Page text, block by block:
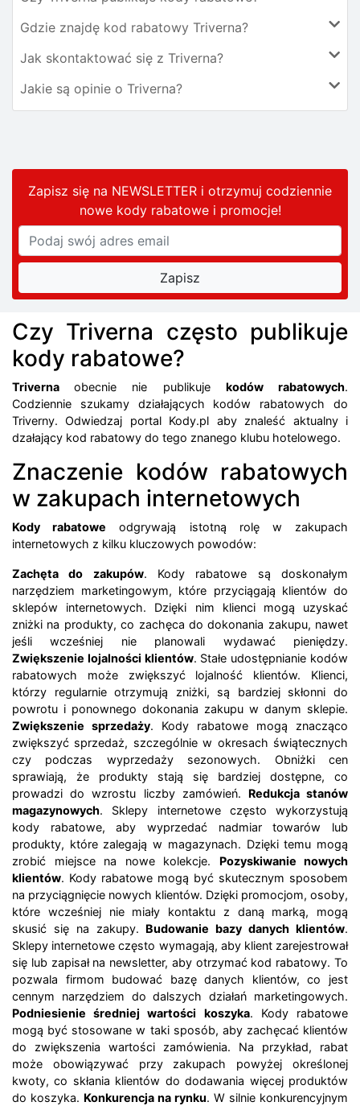
Gdzie znajdę kod rabatowy Triverna?
Jak skontaktować się z Triverna?
Jakie są opinie o Triverna?
Zapisz się na NEWSLETTER i otrzymuj codziennie
nowe kody rabatowei promocje!
Czy Triverna często publikuje
kody rabatowe?
Trivernaobecnie nie publikuje kodów rabatowych.
Codziennie szukamy działających kodów rabatowych do
Triverny. Odwiedzaj portal Kody.pl aby znaleść aktualny i
dzałający kod rabatowy do tego znanego klubu hotelowego.
Znaczenie kodów rabatowych
w zakupach internetowych
Kody rabatowe odgrywają istotną rolę w zakupach
internetowych z kilku kluczowych powodów:
Zachęta do zakupów. Kody rabatowe są doskonałym
narzędziem marketingowym, które przyciągają klientów do
sklepów internetowych. Dzięki nim klienci mogą uzyskać
zniżki na produkty, co zachęca do dokonania zakupu, nawet
jeśli wcześniej nie planowali wydawać pieniędzy.
Zwiększenie lojalności klientów. Stałe udostępnianie kodów
rabatowych może zwiększyć lojalność klientów. Klienci,
którzy regularnie otrzymują zniżki, są bardziej skłonni do
powrotu i ponownego dokonania zakupu w danym sklepie.
Zwiększenie sprzedaży. Kody rabatowe mogą znacząco
zwiększyć sprzedaż, szczególnie w okresach świątecznych
czy podczas wyprzedaży sezonowych. Obniżki cen
sprawiają, że produkty stają się bardziej dostępne, co
prowadzi do wzrostu liczby zamówień. Redukcja stanów
magazynowych. Sklepy internetowe często wykorzystują
kody rabatowe, aby wyprzedać nadmiar towarów lub
produkty, które zalegają w magazynach. Dzięki temu mogą
zrobić miejsce na nowe kolekcje. Pozyskiwanie nowych
klientów. Kody rabatowe mogą być skutecznym sposobem
na przyciągnięcie nowych klientów. Dzięki promocjom, osoby,
które wcześniej nie miały kontaktu z daną marką, mogą
skusić się na zakupy. Budowanie bazy danych klientów.
Sklepy internetowe często wymagają, aby klient zarejestrował
się lub zapisał na newsletter, aby otrzymać kod rabatowy. To
pozwala firmom budować bazę danych klientów, co jest
cennym narzędziem do dalszych działań marketingowych.
Podniesienie średniej wartości koszyka. Kody rabatowe
mogą być stosowane w taki sposób, aby zachęcać klientów
do zwiększenia wartości zamówienia. Na przykład, rabat
może obowiązywać przy zakupach powyżej określonej
kwoty, co skłania klientów do dodawania więcej produktów
do koszyka. Konkurencja na rynku. W silnie konkurencyjnym